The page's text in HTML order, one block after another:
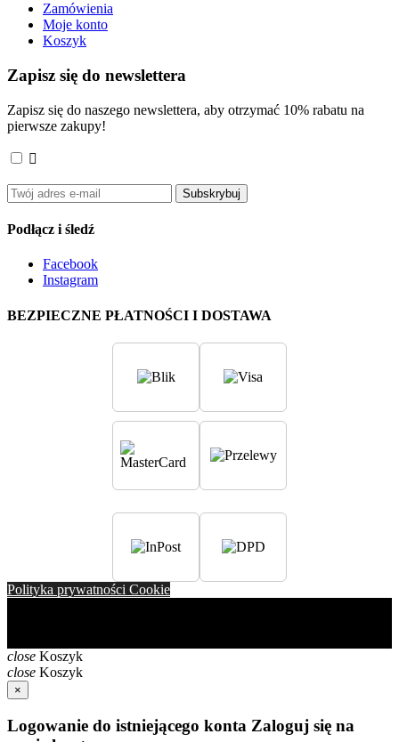
Zamówienia
Moje konto
Koszyk
Zapisz się do newslettera
Zapisz się do naszego newslettera, aby otrzymać 10% rabatu na
pierwsze zakupy!

Subskrybuj
Podłącz i śledź
Facebook
Instagram
BEZPIECZNE PŁATNOŚCI I DOSTAWA
Polityka prywatności Cookie
close Koszyk
close Koszyk
×
Logowanie do istniejącego konta Zaloguj się na